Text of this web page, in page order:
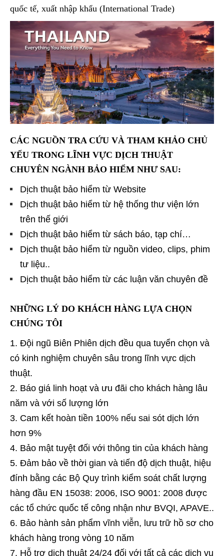
quốc tế, xuất nhập khẩu (International Trade)
CÁC NGUỒN TRA CỨU VÀ THAM KHẢO CHỦ
YẾU TRONG LĨNH VỰC DỊCH THUẬT
CHUYÊN NGÀNH BẢO HIỂM NHƯ SAU:
Dịch thuật bảo hiểm từ Website
Dịch thuật bảo hiểm từ hệ thống thư viện lớn
trên thế giới
Dịch thuật bảo hiểm từ sách báo, tạp chí…
Dịch thuật bảo hiểm từ nguồn video, clips, phim
tư liệu..
Dịch thuật bảo hiểm từ các luận văn chuyên đề
NHỮNG LÝ DO KHÁCH HÀNG LỰA CHỌN
CHÚNG TÔI
Đội ngũ Biên Phiên dịch đều qua tuyển chọn và
có kinh nghiệm chuyên sâu trong lĩnh vực dịch
thuật.
Báo giá linh hoạt và ưu đãi cho khách hàng lâu
năm và với số lượng lớn
Cam kết hoàn tiền 100% nếu sai sót dịch lớn
hơn 9%
Bảo mật tuyệt đối với thông tin của khách hàng
Đảm bảo về thời gian và tiến độ dịch thuật, hiệu
đính bằng các Bộ Quy trình kiểm soát chất lượng
hàng đầu EN 15038: 2006, ISO 9001: 2008 được
các tổ chức quốc tế công nhận như BVQI, APAVE..
Bảo hành sản phẩm vĩnh viễn, lưu trữ hồ sơ cho
khách hàng trong vòng 10 năm
Hỗ trợ dịch thuật 24/24 đối với tất cả các dịch vụ